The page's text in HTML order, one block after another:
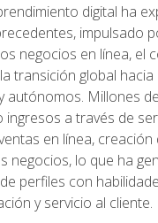
digital ha
impulsado
negocios en línea, el
transición global
autónomos. Millones
ingresos a través de
en línea,
negocios, lo que ha
perfiles con
y servicio al cliente.